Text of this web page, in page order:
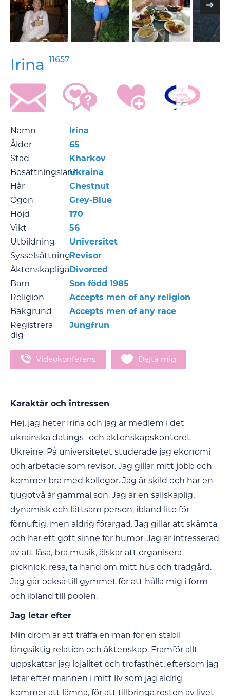
Irina 11657
Namn
Irina
Ålder
65
Stad
Kharkov
BosättningslandUkraina
Hår
Chestnut
Ögon
Grey-Blue
Höjd
170
Vikt
56
Utbildning
Universitet
SysselsättningRevisor
ÄktenskapligaDivorced
Barn
Son född 1985
Religion
Accepts men of any religion
Bakgrund
Accepts men of any race
Registrera
dig
Jungfrun
Videokonferens Dejta mig
Karaktär och intressen
Hej, jag heter Irina och jag är medlem i det
ukrainska datings- och äktenskapskontoret
Ukreine. På universitetet studerade jag ekonomi
och arbetade som revisor. Jag gillar mitt jobb och
kommer bra med kollegor. Jag är skild och har en
tjugotvå år gammal son. Jag är en sällskaplig,
dynamisk och lättsam person, ibland lite för
förnuftig, men aldrig förargad. Jag gillar att skämta
och har ett gott sinne för humor. Jag är intresserad
av att läsa, bra musik, älskar att organisera
picknick, resa, ta hand om mitt hus och trädgård.
Jag går också till gymmet för att hålla mig i form
och ibland till poolen.
Jag letar efter
Min dröm är att träffa en man för en stabil
långsiktig relation och äktenskap. Framför allt
uppskattar jag lojalitet och trofasthet, eftersom jag
letar efter mannen i mitt liv som jag aldrig
kommer att lämna, för att tillbringa resten av livet